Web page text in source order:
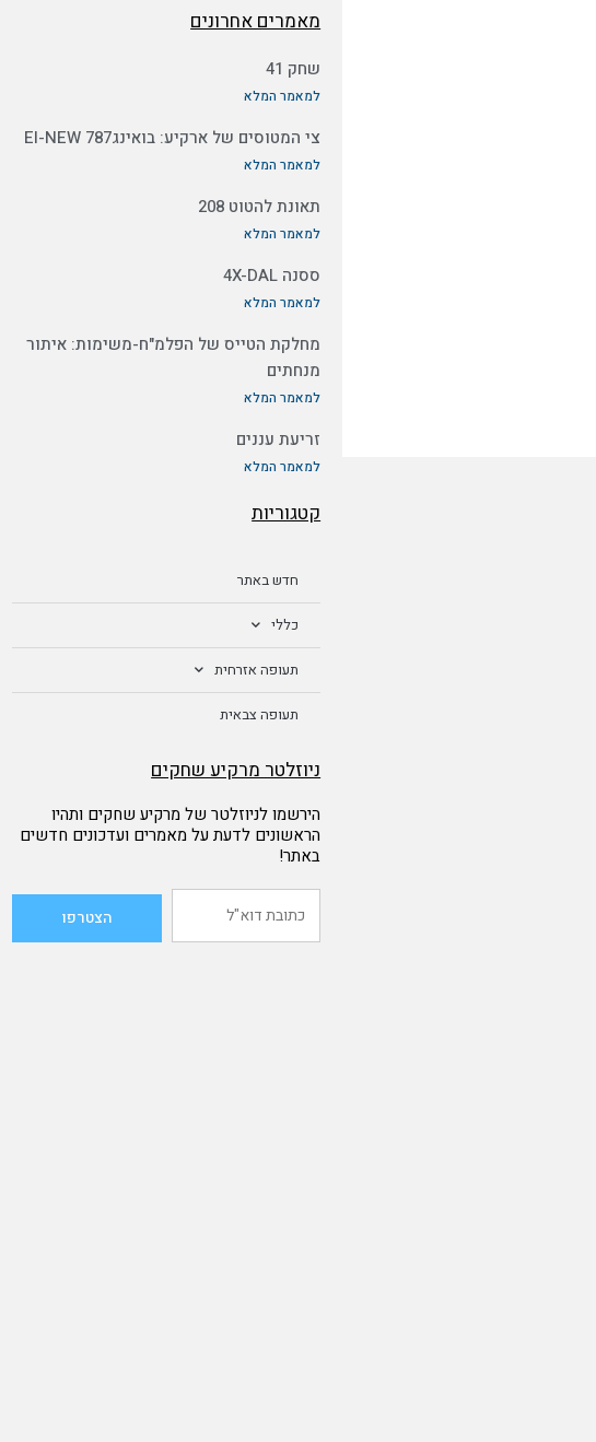
מאמרים אחרונים
שחק 41
למאמר המלא
צי המטוסים של ארקיע: בואינג787 EI-NEW
למאמר המלא
תאונת להטוט 208
למאמר המלא
ססנה 4X-DAL
למאמר המלא
מחלקת הטייס של הפלמ"ח-משימות: איתור
מנחתים
למאמר המלא
זריעת עננים
למאמר המלא
קטגוריות
חדש באתר
כללי
תעופה אזרחית
תעופה צבאית
ניוזלטר מרקיע שחקים
הירשמו לניוזלטר של מרקיע שחקים ותהיו
הראשונים לדעת על מאמרים ועדכונים חדשים
באתר!